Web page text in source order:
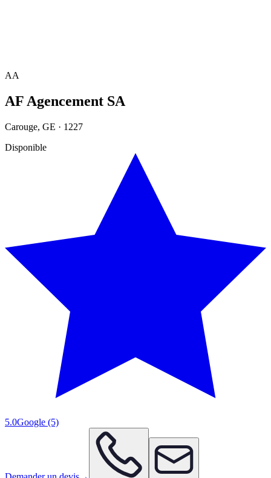
AA
AF Agencement SA
Carouge, GE · 1227
Disponible
5.0Google (5)